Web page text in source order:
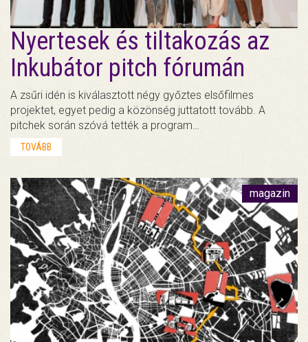
Nyertesek és tiltakozás az
Inkubátor pitch fórumán
A zsűri idén is kiválasztott négy győztes elsőfilmes
projektet, egyet pedig a közönség juttatott tovább. A
pitchek során szóvá tették a program…
TOVÁBB
magazin